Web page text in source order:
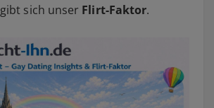
sich unser Flirt-Faktor.